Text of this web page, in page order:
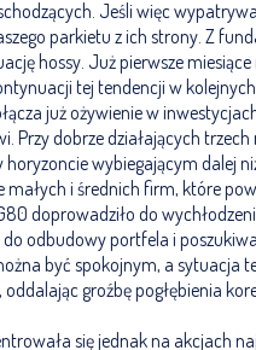
Jeśli więc
parkietu z ich strony. Z
hossy. Już pierwsze
tej tendencji w
już ożywienie w
Przy dobrze działających
wybiegającym dalej
i średnich firm, które
doprowadziło do
odbudowy portfela i
być spokojnym, a sytuacja
groźbę pogłębienia
się jednak na akcjach